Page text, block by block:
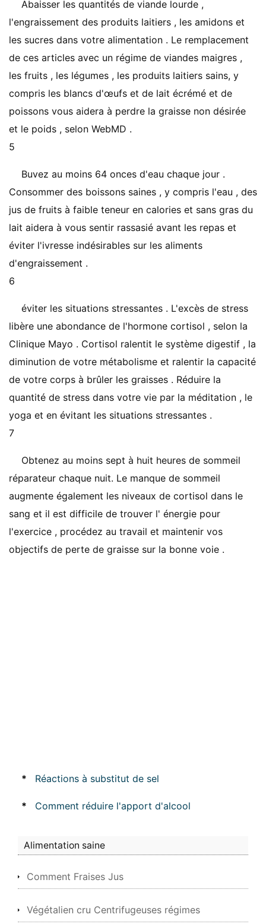
Abaisser les quantités de viande lourde ,
l'engraissement des produits laitiers , les amidons et
les sucres dans votre alimentation . Le remplacement
de ces articles avec un régime de viandes maigres ,
les fruits , les légumes , les produits laitiers sains, y
compris les blancs d'œufs et de lait écrémé et de
poissons vous aidera à perdre la graisse non désirée
et le poids , selon WebMD .
5
Buvez au moins 64 onces d'eau chaque jour .
Consommer des boissons saines , y compris l'eau , des
jus de fruits à faible teneur en calories et sans gras du
lait aidera à vous sentir rassasié avant les repas et
éviter l'ivresse indésirables sur les aliments
d'engraissement .
6
éviter les situations stressantes . L'excès de stress
libère une abondance de l'hormone cortisol , selon la
Clinique Mayo . Cortisol ralentit le système digestif , la
diminution de votre métabolisme et ralentir la capacité
de votre corps à brûler les graisses . Réduire la
quantité de stress dans votre vie par la méditation , le
yoga et en évitant les situations stressantes .
7
Obtenez au moins sept à huit heures de sommeil
réparateur chaque nuit. Le manque de sommeil
augmente également les niveaux de cortisol dans le
sang et il est difficile de trouver l' énergie pour
l'exercice , procédez au travail et maintenir vos
objectifs de perte de graisse sur la bonne voie .
* Réactions à substitut de sel
* Comment réduire l'apport d'alcool
Alimentation saine
Comment Fraises Jus
Végétalien cru Centrifugeuses régimes